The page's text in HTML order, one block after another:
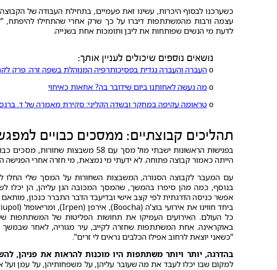
עצמה ורבות מהמשתתפות דיברו על כך שרק אחרי שהתחילו להיפתח,
לדעת מי הנשים שפותחות את ליבן ותומכות אחת בשנייה.
נושאים נוספים שיכולים לעניין אותך:
οהעברה והעברה נגדית בפסיכותרפיה המנוהלת בשפה זרה: פרק
οמה נעשה לאחותנו ביום שידובר בה? אחאות כאיחוי
οטראומה עקיפה במחקר ובשדה הקליני: סקירת מאמרה של ד.
תהליכים קבוצתיים: ממסכים כבויים
בפגישות הראשונות ישבתי מול מסך עם
הייתה כאמור קבוצה פתוחה. לא ידעתי מי נמצאת, מי חזרה אחרי הפגישה
עם המעבר לקבוצה הסגורה, המשבצות השחורות על המסך שלי החלו
בנוסף, כמה מהן סיפרו בהמשך, שהמסך המכובה הגן עליהן, הן יכלו
אפשר כניסה הדרגתית לפי קצב אישי ובדיעבד הדבר התברר כנכון,
כל העולם. האירועים העמיקו את תחושות הפליטות של המשתתפות
באוקראינה. אחת המשתתפות שחזרה לקייב, עיר מגוריה, לאחר
"כשאני יוצאת לרחוב אפילו הכלבים נראים לי זרים".
בהדרגה, יותר ויותר משתתפות היו מוכנות להראות את פניהן,
למקום שבו יכלו לעבד את מה שעובר עליהן, על משפחותיהן, על עמן ועל